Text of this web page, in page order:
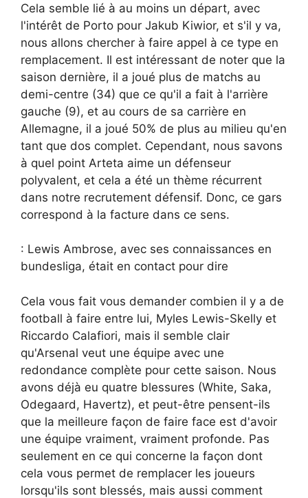
Cela semble lié à au moins un départ, avec
l'intérêt de Porto pour Jakub Kiwior, et s'il y va,
nous allons chercher à faire appel à ce type en
remplacement. Il est intéressant de noter que la
saison dernière, il a joué plus de matchs au
demi-centre (34) que ce qu'il a fait à l'arrière
gauche (9), et au cours de sa carrière en
Allemagne, il a joué 50% de plus au milieu qu'en
tant que dos complet. Cependant, nous savons
à quel point Arteta aime un défenseur
polyvalent, et cela a été un thème récurrent
dans notre recrutement défensif. Donc, ce gars
correspond à la facture dans ce sens.
: Lewis Ambrose, avec ses connaissances en
bundesliga, était en contact pour dire
Cela vous fait vous demander combien il y a de
football à faire entre lui, Myles Lewis-Skelly et
Riccardo Calafiori, mais il semble clair
qu'Arsenal veut une équipe avec une
redondance complète pour cette saison. Nous
avons déjà eu quatre blessures (White, Saka,
Odegaard, Havertz), et peut-être pensent-ils
que la meilleure façon de faire face est d'avoir
une équipe vraiment, vraiment profonde. Pas
seulement en ce qui concerne la façon dont
cela vous permet de remplacer les joueurs
lorsqu'ils sont blessés, mais aussi comment